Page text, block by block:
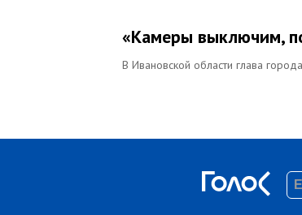
«Камеры выключим,
В Ивановской области глава